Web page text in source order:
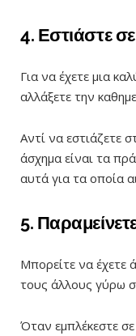
4. Εστιάστε
Για να έχετε μια
αλλάξετε την
Αντί να εστιάζετε
άσχημα είναι τα
αυτά για τα οποία
5.
Μπορείτε να έχετε
τους άλλους γύρω
Όταν εμπλέκεστε